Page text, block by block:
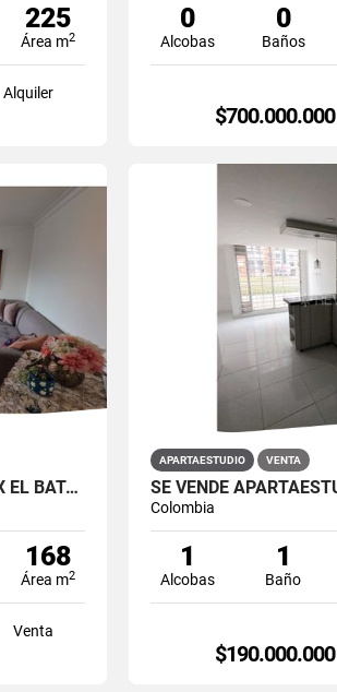
225
Área m2
Alquiler
0
Alcobas
0
Baños
$700.000.000
APARTAMENTO EN VENTA DÚPLEX EL BATÁN
168
Área m2
Venta
APARTAESTUDIO VENTA
Colombia
1
Alcobas
1
Baño
$190.000.000